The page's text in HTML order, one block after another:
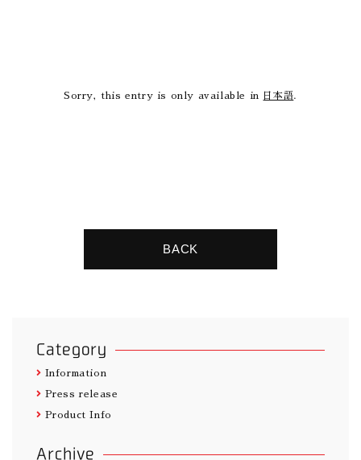
Sorry, this entry is only available in 日本語.
BACK
Category
Information
Press release
Product Info
Archive